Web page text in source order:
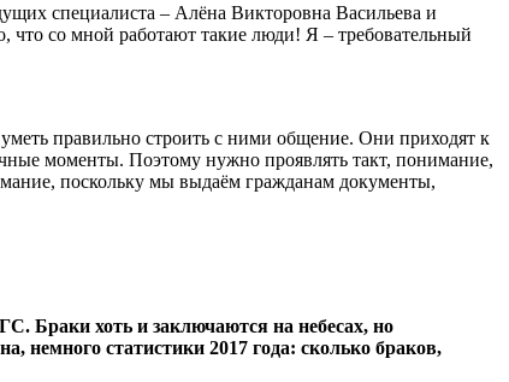
специалиста – Алёна Викторовна Васильева и
что со мной работают такие люди! Я – требовательный
правильно строить с ними общение. Они приходят к
моменты. Поэтому нужно проявлять такт, понимание,
поскольку мы выдаём гражданам документы,
Браки хоть и заключаются на небесах, но
немного статистики 2017 года: сколько браков,